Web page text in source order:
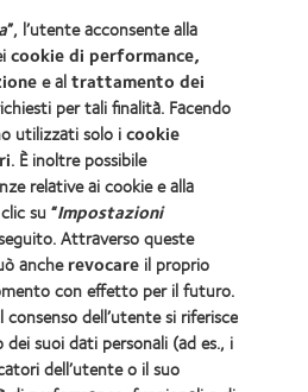
Srl - Società Uninominale
26, 20123 Milano Codice
10653750157 del
Imprese di Milano
- Capitale Sociale €
- P.IVA 10653750157
attività di direzione e
ex art. 2497-bis c.c.
Aut. Min. 11/01/2024;
a contatto
”, l’utente acconsente alla
cookie di performance,
e altrattamento dei
per tali finalità. Facendo
utilizzati solo icookie
. È inoltre possibile
relative ai cookie e alla
su “Impostazioni
Attraverso queste
ancherevocare il proprio
con effetto per il futuro.
dell’utente si riferisce
suoi dati personali (ad es., i
dell’utente o il suo